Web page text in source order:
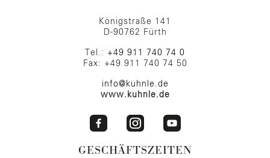
Königstraße 141
D-90762 Fürth
Tel.: +49 911 740 74 0
Fax: +49 911 740 74 50
info@kuhnle.de
www.kuhnle.de
GESCHÄFTSZEITEN